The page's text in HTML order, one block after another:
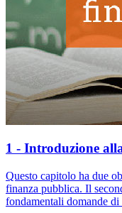
1 - Introduzione
Questo capitolo ha due
finanza pubblica. Il
fondamentali domande